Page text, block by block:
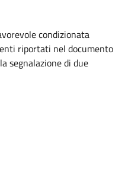
condizionata
riportati nel documento
segnalazione di due